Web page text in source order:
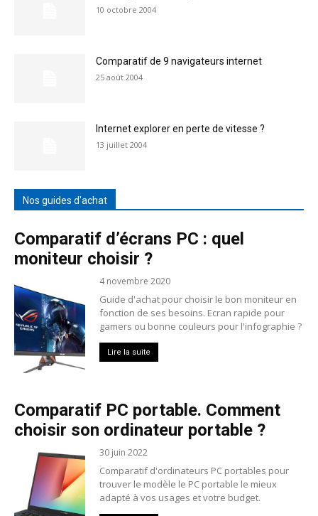
10 octobre 2004
Comparatif de 9 navigateurs internet
25 août 2004
Internet explorer en perte de vitesse ?
13 juillet 2004
Nos guides d'achat
Comparatif d’écrans PC : quel
moniteur choisir ?
4 novembre 2020
Guide d'achat pour choisir le bon moniteur en
fonction de ses besoins. Ecran rapide pour
gamers ou bonne couleurs pour l'infographie ?
Lire la suite
Comparatif PC portable. Comment
choisir son ordinateur portable ?
30 juin 2022
Comparatif d'ordinateurs PC portables pour
trouver le modèle le PC portable le mieux
adapté à vos usages et votre budget.